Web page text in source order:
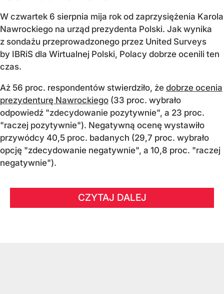
W czwartek 6 sierpnia mija rok od zaprzysiężenia Karola
Nawrockiego na urząd prezydenta Polski. Jak wynika
z sondażu przeprowadzonego przez United Surveys
by IBRiS dla Wirtualnej Polski, Polacy dobrze ocenili ten
czas.
Aż 56 proc. respondentów stwierdziło, że dobrze ocenia
prezydenturę Nawrockiego (33 proc. wybrało
odpowiedź "zdecydowanie pozytywnie", a 23 proc.
"raczej pozytywnie"). Negatywną ocenę wystawiło
przywódcy 40,5 proc. badanych (29,7 proc. wybrało
opcję "zdecydowanie negatywnie", a 10,8 proc. "raczej
negatywnie").
CZYTAJ DALEJ